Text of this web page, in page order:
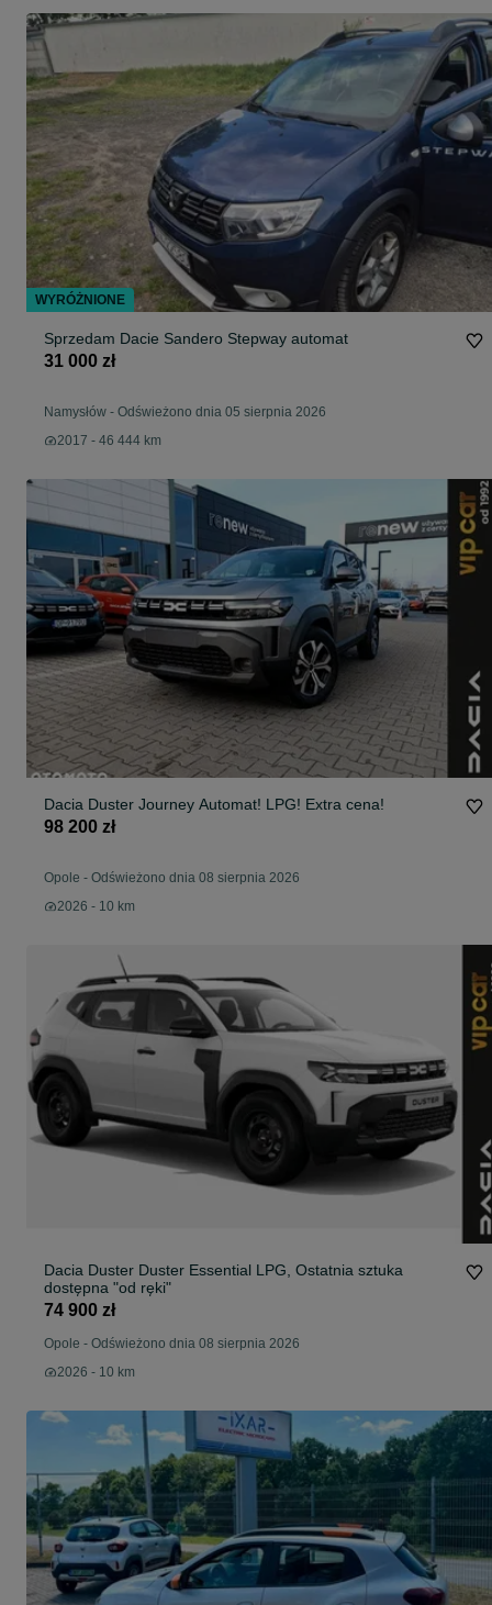
Sprzedam Dacie Sandero Stepway automat
31 000 zł
Namysłów - Odświeżono dnia 05 sierpnia 2026
2017 - 46 444 km
Dacia Duster Journey Automat! LPG! Extra cena!
98 200 zł
Opole - Odświeżono dnia 08 sierpnia 2026
2026 - 10 km
Dacia Duster Duster Essential LPG, Ostatnia sztuka
dostępna "od ręki"
74 900 zł
Opole - Odświeżono dnia 08 sierpnia 2026
2026 - 10 km
WYRÓŻNIONE